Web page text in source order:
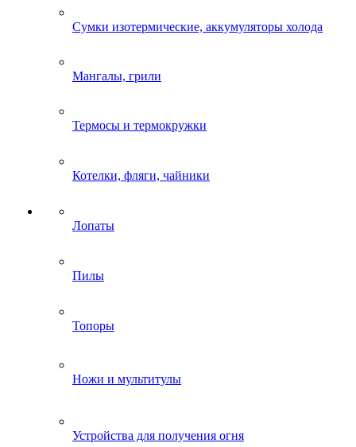
Сумки изотермические, аккумуляторы холода
Мангалы, грили
Термосы и термокружки
Котелки, фляги, чайники
Лопаты
Пилы
Топоры
Ножи и мультитулы
Устройства для получения огня